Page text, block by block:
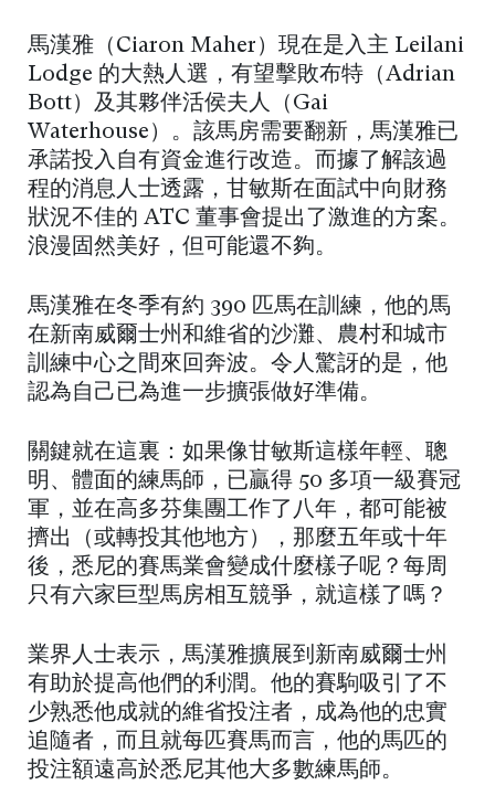
馬漢雅（Ciaron Maher）現在是入主 Leilani
Lodge 的大熱人選，有望擊敗布特（Adrian
Bott）及其夥伴活侯夫人（Gai
Waterhouse）。該馬房需要翻新，馬漢雅已
承諾投入自有資金進行改造。而據了解該過
程的消息人士透露，甘敏斯在面試中向財務
狀況不佳的 ATC 董事會提出了激進的方案。
浪漫固然美好，但可能還不夠。
馬漢雅在冬季有約 390 匹馬在訓練，他的馬
在新南威爾士州和維省的沙灘、農村和城市
訓練中心之間來回奔波。令人驚訝的是，他
認為自己已為進一步擴張做好準備。
關鍵就在這裏：如果像甘敏斯這樣年輕、聰
明、體面的練馬師，已贏得 50 多項一級賽冠
軍，並在高多芬集團工作了八年，都可能被
擠出（或轉投其他地方），那麼五年或十年
後，悉尼的賽馬業會變成什麼樣子呢？每周
只有六家巨型馬房相互競爭，就這樣了嗎？
業界人士表示，馬漢雅擴展到新南威爾士州
有助於提高他們的利潤。他的賽駒吸引了不
少熟悉他成就的維省投注者，成為他的忠實
追隨者，而且就每匹賽馬而言，他的馬匹的
投注額遠高於悉尼其他大多數練馬師。